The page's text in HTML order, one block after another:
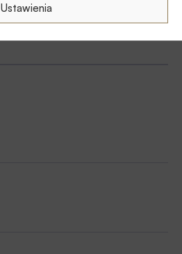
Ustawienia